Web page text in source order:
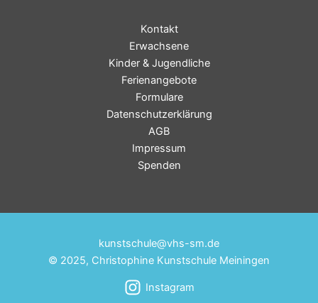
Kontakt
Erwachsene
Kinder & Jugendliche
Ferienangebote
Formulare
Datenschutzerklärung
AGB
Impressum
Spenden
kunstschule@vhs-sm.de
© 2025, Christophine Kunstschule Meiningen
Instagram